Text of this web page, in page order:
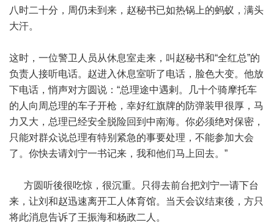
八时二十分，周仍未到来，赵秘书已如热锅上的蚂蚁，满头
大汗。
这时，一位警卫人员从休息室走来，叫赵秘书和“全红总”的
负责人接听电话。赵进入休息室听了电话，脸色大变。他放
下电话，悄声对方圆说：“总理途中遇剌。几十个骑摩托车
的人向周总理的车子开枪，幸好红旗牌的防弹装甲很厚，马
力又大，总理已经安全脱险回到中南海。你必须绝对保密，
只能对群众说总理有特别紧急的事要处理，不能参加大会
了。你快去请刘宁一书记来，我和他们马上回去。”
方圆听後很吃惊，很沉重。只得去前台把刘宁一请下台
来，让刘和赵迅速离开工人体育馆。当天会议结束後，方只
将此消息告诉了王振海和杨政二人。